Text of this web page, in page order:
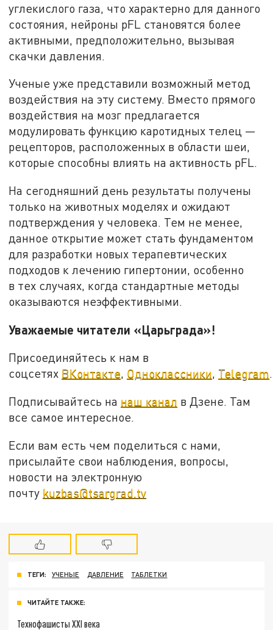
углекислого газа, что характерно для данного
состояния, нейроны pFL становятся более
активными, предположительно, вызывая
скачки давления.
Ученые уже представили возможный метод
воздействия на эту систему. Вместо прямого
воздействия на мозг предлагается
модулировать функцию каротидных телец —
рецепторов, расположенных в области шеи,
которые способны влиять на активность pFL.
На сегодняшний день результаты получены
только на животных моделях и ожидают
подтверждения у человека. Тем не менее,
данное открытие может стать фундаментом
для разработки новых терапевтических
подходов к лечению гипертонии, особенно
в тех случаях, когда стандартные методы
оказываются неэффективными.
Уважаемые читатели «Царьграда»!
Присоединяйтесь к нам в
соцсетях ВКонтакте, Одноклассники, Telegram.
Подписывайтесь на наш канал в Дзене. Там
все самое интересное.
Если вам есть чем поделиться с нами,
присылайте свои наблюдения, вопросы,
новости на электронную
почту kuzbas@tsargrad.tv
ТЕГИ: УЧЕНЫЕ ДАВЛЕНИЕ ТАБЛЕТКИ
ЧИТАЙТЕ ТАКЖЕ:
Технофашисты XXI века